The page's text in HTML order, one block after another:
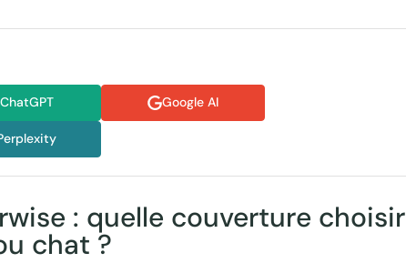
ChatGPT Google AI
: quelle couverture choisir
chat ?